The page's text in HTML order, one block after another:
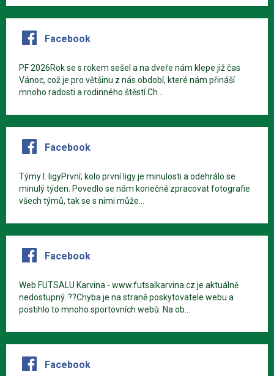
Facebook
PF 2026Rok se s rokem sešel a na dveře nám klepe již čas
Vánoc, což je pro většinu z nás období, které nám přináší
mnoho radosti a rodinného štěstí.Ch...
Facebook
Týmy I. ligyPrvní; kolo první ligy je minulosti a odehrálo se
minulý týden. Povedlo se nám konečně zpracovat fotografie
všech týmů, tak se s nimi může...
Facebook
Web FUTSALU Karvina - www.futsalkarvina.cz je aktuálně
nedostupný. ??Chyba je na straně poskytovatele webu a
postihlo to mnoho sportovních webů. Na ob...
Facebook